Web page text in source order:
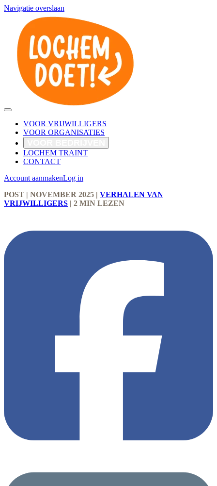
Navigatie overslaan
VOOR VRIJWILLIGERS
VOOR ORGANISATIES
LOCHEM TRAINT
CONTACT
Account aanmakenLog in
POST | NOVEMBER 2025 | VERHALEN VAN
VRIJWILLIGERS | 2 MIN LEZEN